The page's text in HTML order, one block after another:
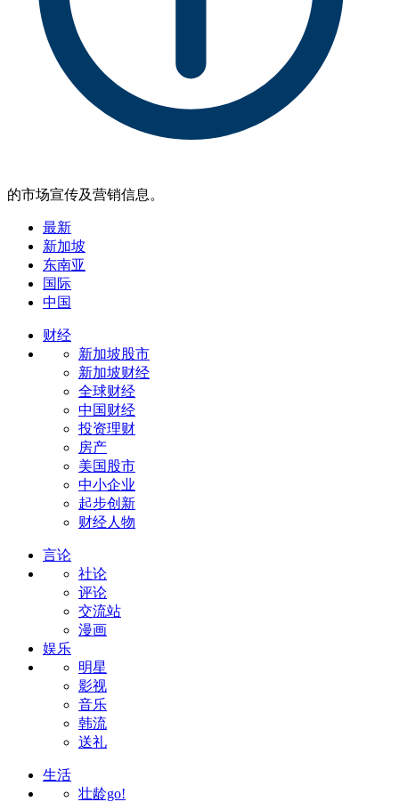
的市场宣传及营销信息。
最新
新加坡
东南亚
国际
中国
财经
新加坡股市
新加坡财经
全球财经
中国财经
投资理财
房产
美国股市
中小企业
起步创新
财经人物
言论
社论
评论
交流站
漫画
娱乐
明星
影视
音乐
韩流
送礼
生活
壮龄go!